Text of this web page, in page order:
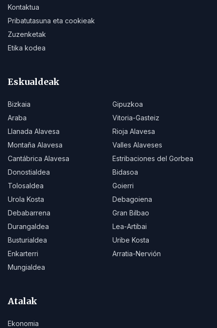
Kontaktua
Pribatutasuna eta cookieak
Zuzenketak
Etika kodea
Eskualdeak
Bizkaia
Gipuzkoa
Araba
Vitoria-Gasteiz
Llanada Alavesa
Rioja Alavesa
Montaña Alavesa
Valles Alaveses
Cantábrica Alavesa
Estribaciones del Gorbea
Donostialdea
Bidasoa
Tolosaldea
Goierri
Urola Kosta
Debagoiena
Debabarrena
Gran Bilbao
Durangaldea
Lea-Artibai
Busturialdea
Uribe Kosta
Enkarterri
Arratia-Nervión
Mungialdea
Atalak
Ekonomia